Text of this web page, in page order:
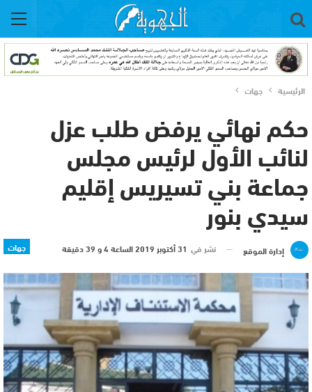
الرئيسية جهات
حكم نهائي يرفض طلب عزل
لنائب الأول لرئيس مجلس
جماعة بني تسيريس إقليم
سيدي بنور
جهات إدارة الموقع نشر في 31 أكتوبر 2019 الساعة 4 و 39 دقيقة